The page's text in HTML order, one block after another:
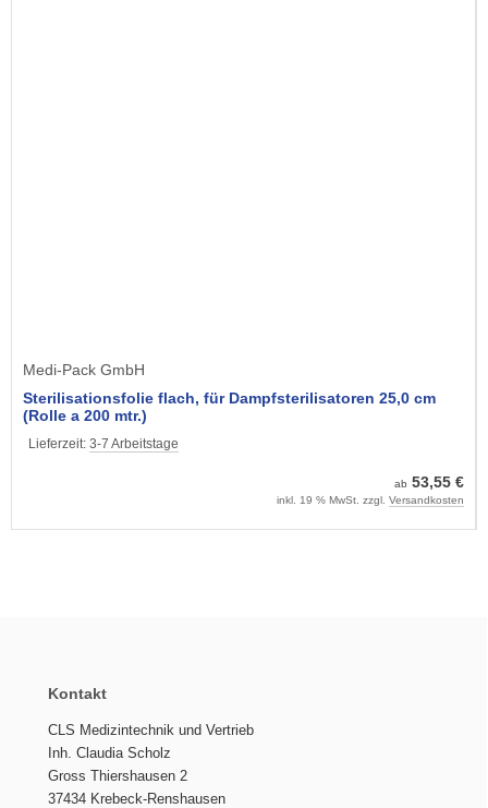
Medi-Pack GmbH
Sterilisationsfolie flach, für Dampfsterilisatoren 25,0 cm
(Rolle a 200 mtr.)
Lieferzeit: 3-7 Arbeitstage
ab 53,55 €
inkl. 19 % MwSt. zzgl. Versandkosten
Kontakt
CLS Medizintechnik und Vertrieb
Inh. Claudia Scholz
Gross Thiershausen 2
37434 Krebeck-Renshausen